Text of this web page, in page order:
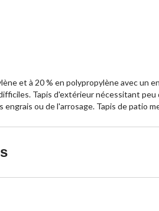
et à 20 % en polypropylène avec
Tapis d'extérieur nécessitant
ou de l'arrosage. Tapis de patio